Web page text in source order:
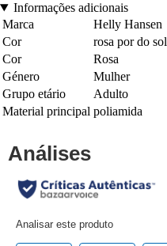
Informações adicionais
Marca
Helly Hansen
Cor
rosa por do sol
Cor
Rosa
Género
Mulher
Grupo etário
Adulto
Material principal poliamida